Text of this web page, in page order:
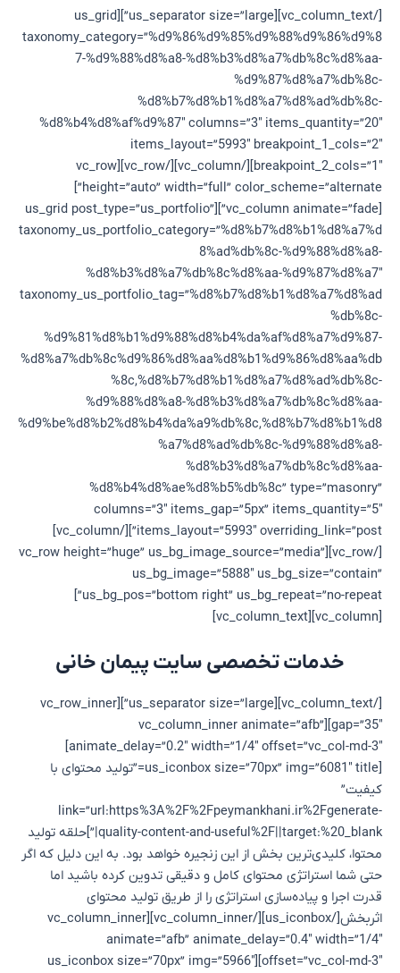
[/vc_column_text][us_separator size=”large”][us_grid
taxonomy_category=”%d9%86%d9%85%d9%88%d9%86%d9%8
7-%d9%88%d8%a8-%d8%b3%d8%a7%db%8c%d8%aa-
%d9%87%d8%a7%db%8c-
%d8%b7%d8%b1%d8%a7%d8%ad%db%8c-
%d8%b4%d8%af%d9%87″ columns=”3″ items_quantity=”20″
items_layout=”5993″ breakpoint_1_cols=”2″
breakpoint_2_cols=”1″][/vc_column][/vc_row][vc_row
height=”auto” width=”full” color_scheme=”alternate”]
[vc_column animate=”fade”][us_grid post_type=”us_portfolio”
taxonomy_us_portfolio_category=”%d8%b7%d8%b1%d8%a7%d
8%ad%db%8c-%d9%88%d8%a8-
%d8%b3%d8%a7%db%8c%d8%aa-%d9%87%d8%a7″
taxonomy_us_portfolio_tag=”%d8%b7%d8%b1%d8%a7%d8%ad
%db%8c-
%d9%81%d8%b1%d9%88%d8%b4%da%af%d8%a7%d9%87-
%d8%a7%db%8c%d9%86%d8%aa%d8%b1%d9%86%d8%aa%db
%8c,%d8%b7%d8%b1%d8%a7%d8%ad%db%8c-
%d9%88%d8%a8-%d8%b3%d8%a7%db%8c%d8%aa-
%d9%be%d8%b2%d8%b4%da%a9%db%8c,%d8%b7%d8%b1%d8
%a7%d8%ad%db%8c-%d9%88%d8%a8-
%d8%b3%d8%a7%db%8c%d8%aa-
%d8%b4%d8%ae%d8%b5%db%8c” type=”masonry”
columns=”3″ items_gap=”5px” items_quantity=”5″
items_layout=”5993″ overriding_link=”post”][/vc_column]
[/vc_row][vc_row height=”huge” us_bg_image_source=”media”
us_bg_image=”5888″ us_bg_size=”contain”
us_bg_pos=”bottom right” us_bg_repeat=”no-repeat”]
[vc_column][vc_column_text]
خدمات تخصصی سایت پیمان خانی
[/vc_column_text][us_separator size=”large”][vc_row_inner
gap=”35″][vc_column_inner animate=”afb”
[us_iconbox size=”70px” img=”6081″ title=”تولید محتوای با
کیفیت”
link=”url:https%3A%2F%2Fpeymankhani.ir%2Fgenerate-
quality-content-and-useful%2F||target:%20_blank|”]حلقه تولید
محتوا، کلیدی‌ترین بخش از این زنجیره خواهد بود. به این دلیل که اگر
حتی شما استراتژی محتوای کامل و دقیقی تدوین کرده باشید اما
قدرت اجرا و پیاده‌سازی استراتژی را از طریق تولید محتوای
اثربخش[/us_iconbox][/vc_column_inner][vc_column_inner
animate=”afb” animate_delay=”0.4″ width=”1/4″
offset=”vc_col-md-3″][us_iconbox size=”70px” img=”5966″